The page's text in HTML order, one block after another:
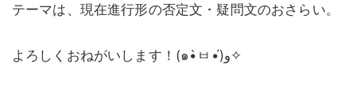
テーマは、現在進行形の否定文・疑問文のおさらい。
よろしくおねがいします！(๑•̀ㅂ•́)و✧